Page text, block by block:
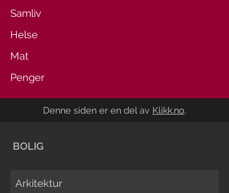
Samliv
Helse
Mat
Penger
Denne siden er en del av Klikk.no.
BOLIG
Arkitektur